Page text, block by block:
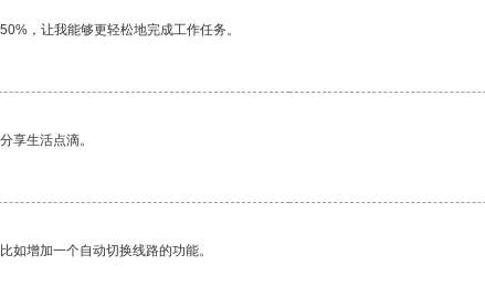
，让我能够更轻松地完成工作任务。
享生活点滴。
如增加一个自动切换线路的功能。